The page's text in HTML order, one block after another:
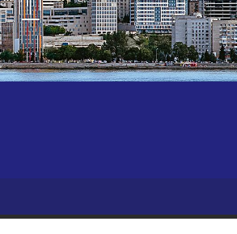
на фронті